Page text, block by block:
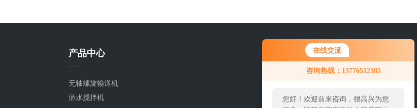
在线交流
咨询热线：13776512185
您好！欢迎前来咨询，很高兴为您
产品中心
无轴螺旋输送机
潜水搅拌机
025-57651851